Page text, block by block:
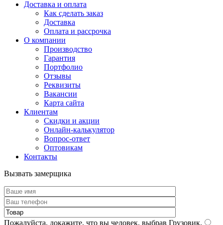
Доставка и оплата
Как сделать заказ
Доставка
Оплата и рассрочка
О компании
Производство
Гарантия
Портфолио
Отзывы
Реквизиты
Вакансии
Карта сайта
Клиентам
Скидки и акции
Онлайн-калькулятор
Вопрос-ответ
Оптовикам
Контакты
Вызвать замерщика
Пожалуйста, докажите, что вы человек, выбрав Грузовик.